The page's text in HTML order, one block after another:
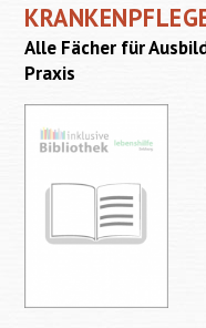
Alle Fächer für
Praxis